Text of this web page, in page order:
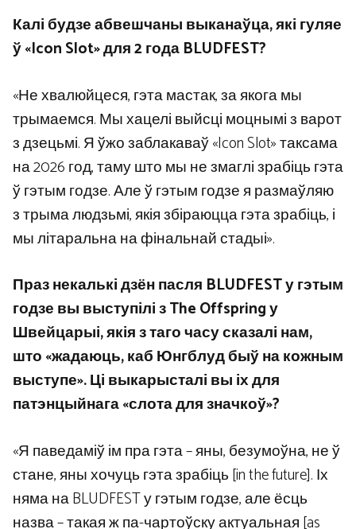
Калі будзе абвешчаны выканаўца, які гуляе
ў «Icon Slot» для 2 года BLUDFEST?
«Не хвалюйцеся, гэта мастак, за якога мы
трымаемся. Мы хацелі выйсці моцнымі з варот
з дзецьмі. Я ўжо заблакаваў «Icon Slot» таксама
на 2026 год, таму што мы не змаглі зрабіць гэта
ў гэтым годзе. Але ў гэтым годзе я размаўляю
з трыма людзьмі, якія збіраюцца гэта зрабіць, і
мы літаральна на фінальнай стадыі».
Праз некалькі дзён пасля BLUDFEST у гэтым
годзе вы выступілі з The Offspring у
Швейцарыі, якія з таго часу сказалі нам,
што «жадаюць, каб Юнгблуд быў на кожным
выступе». Ці выкарысталі вы іх для
патэнцыйнага «слота для значкоў»?
«Я паведаміў ім пра гэта – яны, безумоўна, не ў
стане, яны хочуць гэта зрабіць [in the future]. Іх
няма на BLUDFEST у гэтым годзе, але ёсць
назва – такая ж па-чартоўску актуальная [as